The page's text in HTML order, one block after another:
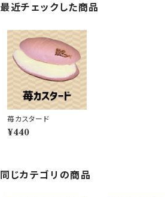
最近チェックした商品
苺カスタード
¥440
同じカテゴリの商品